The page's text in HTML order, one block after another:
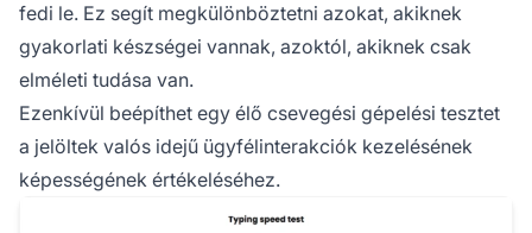
fedi le. Ez segít megkülönböztetni azokat, akiknek
gyakorlati készségei vannak, azoktól, akiknek csak
elméleti tudása van.
Ezenkívül beépíthet egy élő csevegési gépelési tesztet
a jelöltek valós idejű ügyfélinterakciók kezelésének
képességének értékeléséhez.